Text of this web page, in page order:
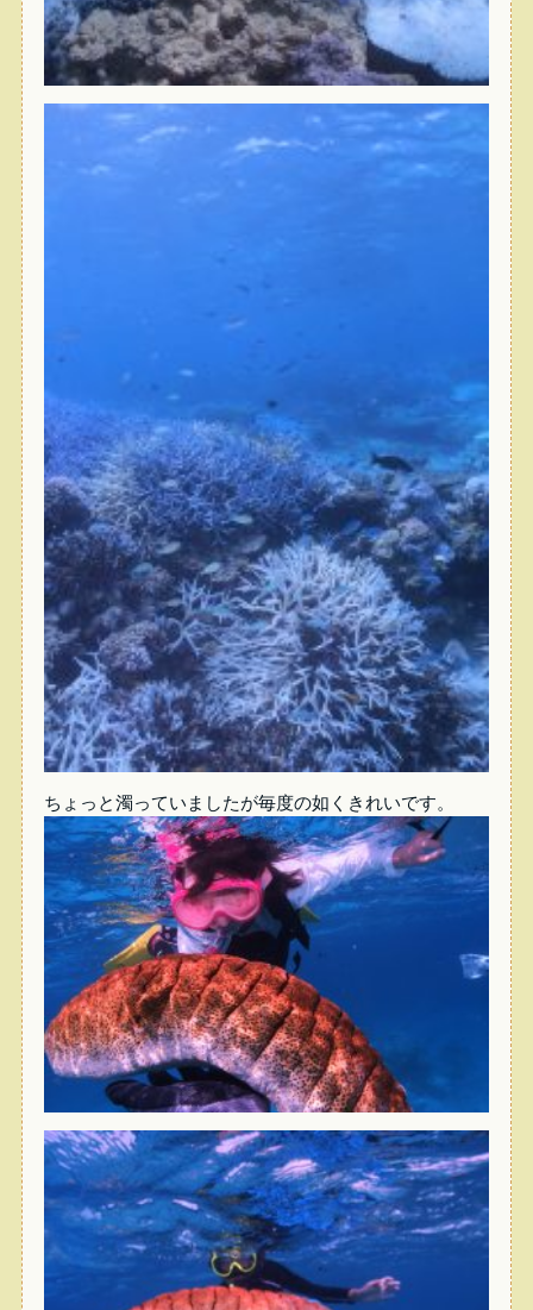
ちょっと濁っていましたが毎度の如くきれいです。